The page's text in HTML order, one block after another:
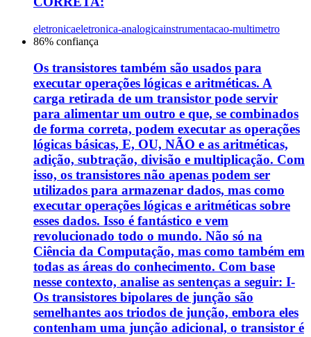
eletronicaeletronica-analogicainstrumentacao-multimetro
86% confiança
Os transistores também são usados para
executar operações lógicas e aritméticas. A
carga retirada de um transistor pode servir
para alimentar um outro e que, se combinados
de forma correta, podem executar as operações
lógicas básicas, E, OU, NÃO e as aritméticas,
adição, subtração, divisão e multiplicação. Com
isso, os transistores não apenas podem ser
utilizados para armazenar dados, mas como
executar operações lógicas e aritméticas sobre
esses dados. Isso é fantástico e vem
revolucionado todo o mundo. Não só na
Ciência da Computação, mas como também em
todas as áreas do conhecimento. Com base
nesse contexto, analise as sentenças a seguir: I-
Os transistores bipolares de junção são
semelhantes aos triodos de junção, embora eles
contenham uma junção adicional, o transistor é